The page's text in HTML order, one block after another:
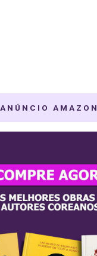
ANÚNCIO AMAZON